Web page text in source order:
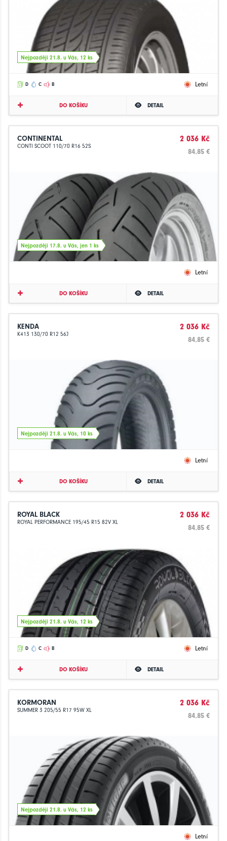
Nejpozději 21.8. u Vás, 12 ks
D C B Letní
DO KOŠÍKU DETAIL
CONTINENTAL
CONTI SCOOT 110/70 R16 52S
2 036 Kč
84.85 €
Nejpozději 17.8. u Vás, jen 1 ks
Letní
DO KOŠÍKU DETAIL
KENDA
K413 130/70 R12 56J
2 036 Kč
84.85 €
Nejpozději 21.8. u Vás, 10 ks
Letní
DO KOŠÍKU DETAIL
ROYAL BLACK
ROYAL PERFORMANCE 195/45 R15 82V XL
2 036 Kč
84.85 €
Nejpozději 21.8. u Vás, 12 ks
D C B Letní
DO KOŠÍKU DETAIL
KORMORAN
SUMMER 3 205/55 R17 95W XL
2 036 Kč
84.85 €
Nejpozději 21.8. u Vás, 12 ks
Letní